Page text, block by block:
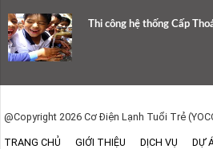
Thi công hệ thống Cấp
@Copyright 2026 Cơ Điện Lạnh Tuổi Trẻ
TRANG CHỦ GIỚI THIỆU DỊCH VỤ DỰ